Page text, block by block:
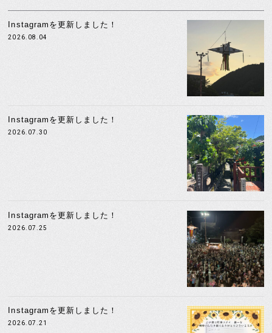
Instagramを更新しました！
2026.08.04
Instagramを更新しました！
2026.07.30
Instagramを更新しました！
2026.07.25
Instagramを更新しました！
2026.07.21